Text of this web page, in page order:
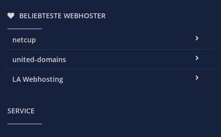
BELIEBTESTE WEBHOSTER
netcup
united-domains
LA Webhosting
SERVICE